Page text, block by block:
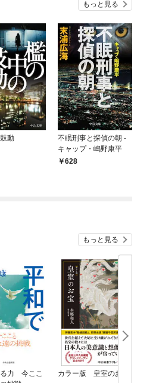
もっと見る
動
不眠刑事と探偵の朝 -
キャップ・嶋野康平
628
もっと見る
力 今ここ
カラー版 皇室のお宝